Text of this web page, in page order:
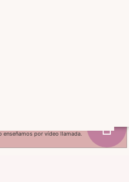
enseñamos por vídeo llamada.